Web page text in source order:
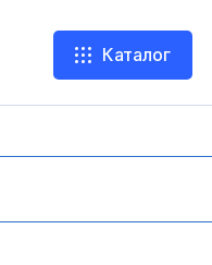
Каталог